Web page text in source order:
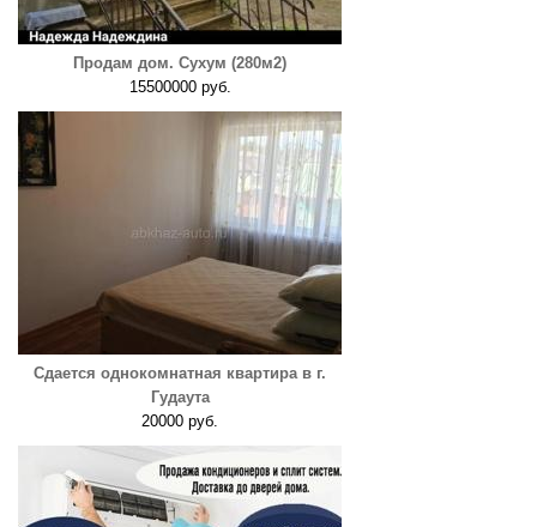
Продам дом. Сухум (280м2)
15500000 руб.
Сдается однокомнатная квартира в г.
Гудаута
20000 руб.